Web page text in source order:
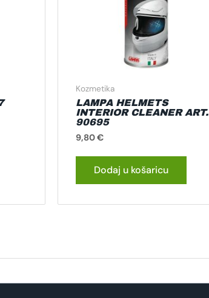
Kozmetika
LAMPA HELMETS
INTERIOR CLEANER ART.
90695
9,80€
Dodaj u košaricu